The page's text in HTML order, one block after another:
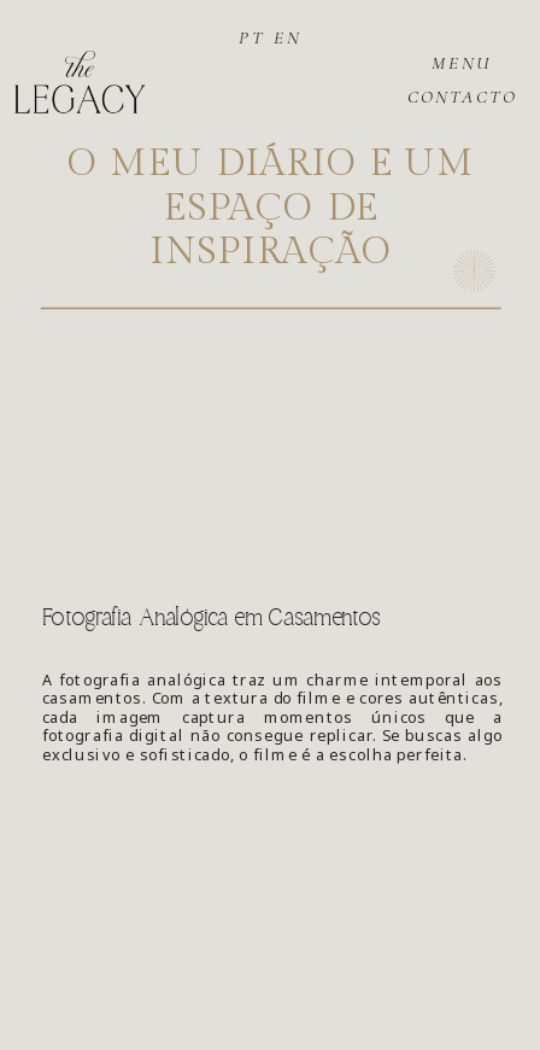
CONTACTO
MENU
PT EN
O MEU DIÁRIO E UM
ESPAÇO DE
INSPIRAÇÃO
Fotografia Analógica em Casamentos
A fotografia analógica traz um charme intemporal aos
casamentos. Com a textura do filme e cores autênticas,
cada imagem captura momentos únicos que a
fotografia digital não consegue replicar. Se buscas algo
exclusivo e sofisticado, o filme é a escolha perfeita.